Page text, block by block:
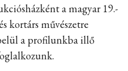
a magyar 19.-
kortárs művészetre
a profilunkba illő